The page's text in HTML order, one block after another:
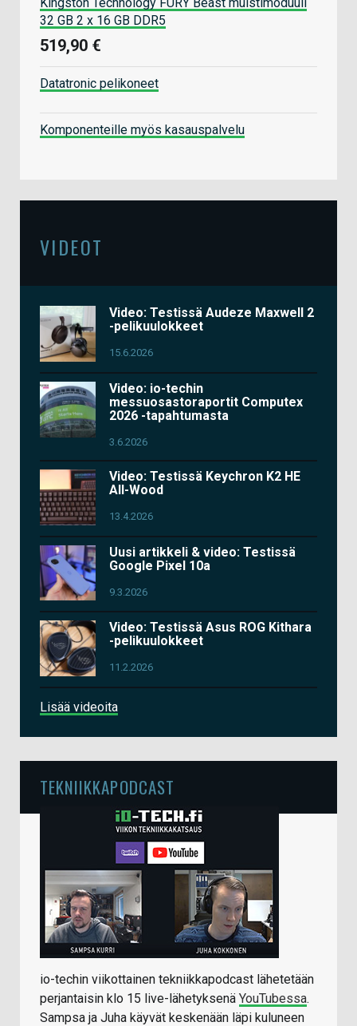
Kingston Technology FURY Beast muistimoduuli
32 GB 2 x 16 GB DDR5
519,90 €
Datatronic pelikoneet
Komponenteille myös kasauspalvelu
VIDEOT
Video: Testissä Audeze Maxwell 2
-pelikuulokkeet
15.6.2026
Video: io-techin
messuosastoraportit Computex
2026 -tapahtumasta
3.6.2026
Video: Testissä Keychron K2 HE
All-Wood
13.4.2026
Uusi artikkeli & video: Testissä
Google Pixel 10a
9.3.2026
Video: Testissä Asus ROG Kithara
-pelikuulokkeet
11.2.2026
Lisää videoita
TEKNIIKKAPODCAST
io-techin viikottainen tekniikkapodcast lähetetään
perjantaisin klo 15 live-lähetyksenä YouTubessa.
Sampsa ja Juha käyvät keskenään läpi kuluneen